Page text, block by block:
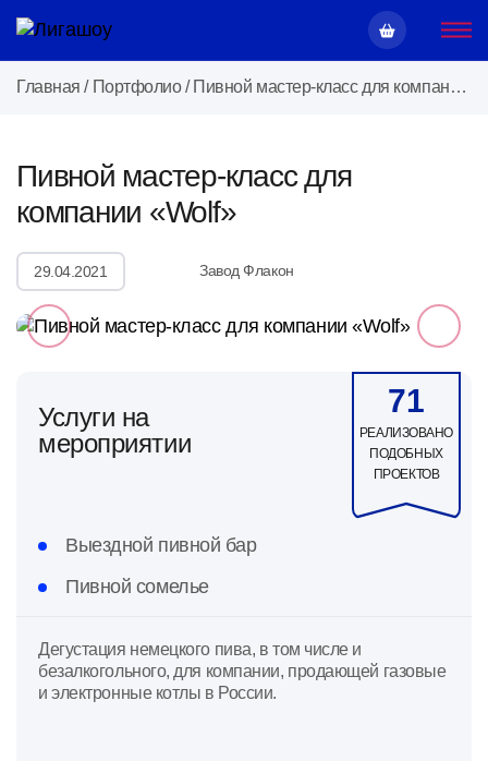
Главная / Портфолио/ Пивной мастер-класс для компании «Wolf»
Пивной мастер-класс для
компании «Wolf»
29.04.2021 Завод Флакон
Услуги на
мероприятии
71
РЕАЛИЗОВАНО
ПОДОБНЫХ
ПРОЕКТОВ
Выездной пивной бар
Пивной сомелье
Дегустация немецкого пива, в том числе и
безалкогольного, для компании, продающей газовые
и электронные котлы в России.